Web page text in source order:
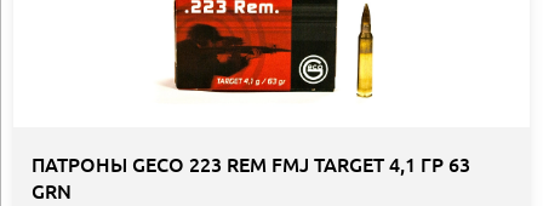
ПАТРОНЫ GECO 223 REM FMJ TARGET 4,1 ГР 63
GRN